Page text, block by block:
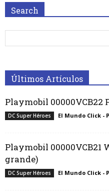
Search
Últimos Artículos
Playmobil 00000VCB22
DC Super Héroes El Mundo Click -
Playmobil 00000VCB21
grande)
DC Super Héroes El Mundo Click -